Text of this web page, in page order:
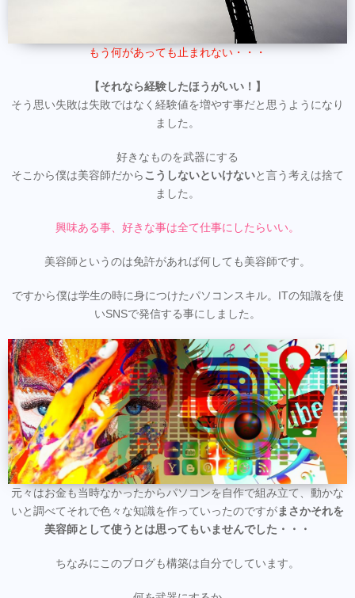
もう何があっても止まれない・・・
【それなら経験したほうがいい！】
そう思い失敗は失敗ではなく経験値を増やす事だと思うようになり
ました。
好きなものを武器にする
そこから僕は美容師だからこうしないといけないと言う考えは捨て
ました。
興味ある事、好きな事は全て仕事にしたらいい。
美容師というのは免許があれば何しても美容師です。
ですから僕は学生の時に身につけたパソコンスキル。ITの知識を使
いSNSで発信する事にしました。
元々はお金も当時なかったからパソコンを自作で組み立て、動かな
いと調べてそれで色々な知識を作っていったのですがまさかそれを
美容師として使うとは思ってもいませんでした・・・
ちなみにこのブログも構築は自分でしています。